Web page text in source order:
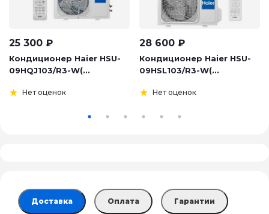
25 300 ₽
Кондиционер Haier HSU-
09HQJ103/R3-W(...
Нет оценок
28 600 ₽
Кондиционер Haier HSU-
09HSL103/R3-W(...
Нет оценок
Доставка Оплата Гарантии